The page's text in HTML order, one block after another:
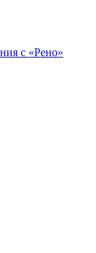
с «Рено»